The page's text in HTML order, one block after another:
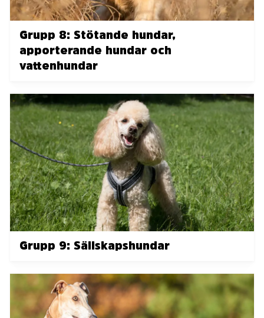
Grupp 8: Stötande hundar,
apporterande hundar och
vattenhundar
Grupp 9: Sällskapshundar